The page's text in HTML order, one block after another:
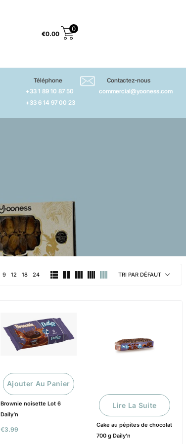
€0.00
0
Téléphone
+33 1 89 10 87 50
+33 6 14 97 00 23
Contactez-nous
commercial@yooness.com
9 12 18 24 TRI PAR DÉFAUT
€3.99
Brownie noisette Lot 6
Daily’n
Ajouter Au Panier
Cake au pépites de chocolat
700 g Daily’n
Lire La Suite